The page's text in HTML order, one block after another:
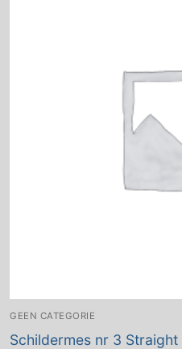
GEEN CATEGORIE
Schildermes nr 3